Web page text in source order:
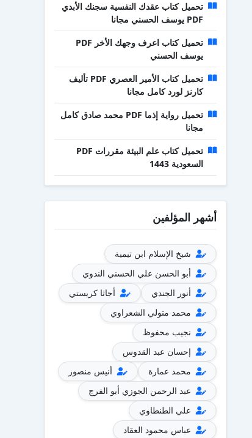
تحميل كتاب عقدك النفسية سجنك الأبدي
PDF يوسف الحسني مجانا
تحميل كتاب اعرف وجهك الأخر PDF
يوسف الحسني
تحميل كتاب الأمير العصري PDF تأليف
كارنز لورد كامل مجانا
تحميل رواية إذما PDF محمد صادق كامل
مجانا
تحميل كتاب علم البيئة مقررات PDF
السعودية 1443
أشهر المؤلفين
شيخ الإسلام ابن تيمية
أبو الحسن علي الحسني الندوي
أنور الجندي
أجاثا كريستي
محمد متولي الشعراوي
نجيب محفوظ
إحسان عبد القدوس
محمد عمارة
أنيس منصور
عبد الرحمن الجوزي أبو الفرج
علي الطنطاوي
عباس محمود العقاد